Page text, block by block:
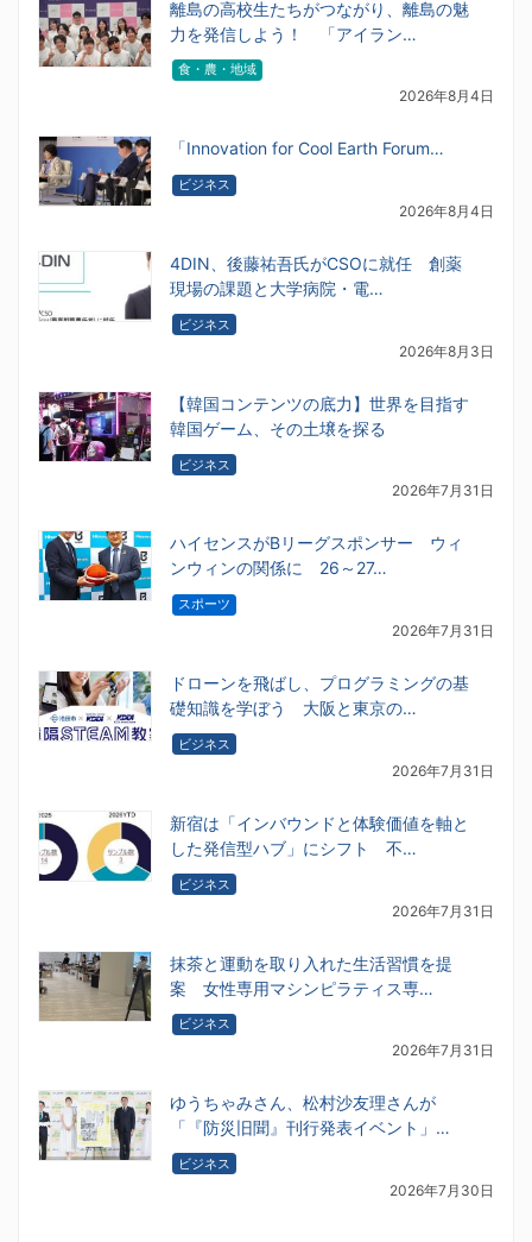
離島の高校生たちがつながり、離島の魅
力を発信しよう！ 「アイラン…
食・農・地域
2026年8月4日
「Innovation for Cool Earth Forum…
ビジネス
2026年8月4日
4DIN、後藤祐吾氏がCSOに就任 創薬
現場の課題と大学病院・電…
ビジネス
2026年8月3日
【韓国コンテンツの底力】世界を目指す
韓国ゲーム、その土壌を探る
ビジネス
2026年7月31日
ハイセンスがBリーグスポンサー ウィ
ンウィンの関係に 26～27…
スポーツ
2026年7月31日
ドローンを飛ばし、プログラミングの基
礎知識を学ぼう 大阪と東京の…
ビジネス
2026年7月31日
新宿は「インバウンドと体験価値を軸と
した発信型ハブ」にシフト 不…
ビジネス
2026年7月31日
抹茶と運動を取り入れた生活習慣を提
案 女性専用マシンピラティス専…
ビジネス
2026年7月31日
ゆうちゃみさん、松村沙友理さんが
「『防災旧聞』刊行発表イベント」…
ビジネス
2026年7月30日